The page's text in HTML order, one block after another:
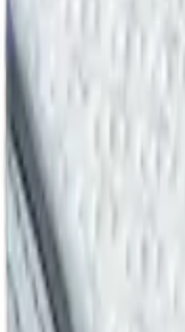
ΚΑΤΩ – Ύφασμα /
Επιλέξτε
100 x 200
150 x 200
Τιμή
−
i.Επιλέξτε παραλλαγή
Χρειάζεστε ειδικές
5ετής εγγύηση
στρώματα Estia